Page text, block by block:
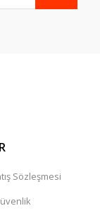
Sözleşmesi